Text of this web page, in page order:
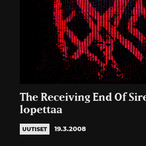
The Receiving End Of
lopettaa
UUTISET 19.3.2008